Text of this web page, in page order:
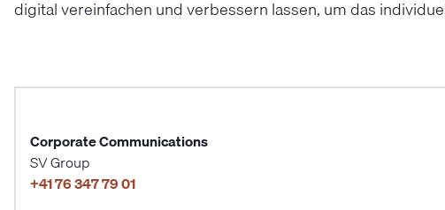
digital vereinfachen und verbessern lassen, um das
Corporate Communications
SV Group
+41 76 347 79 01